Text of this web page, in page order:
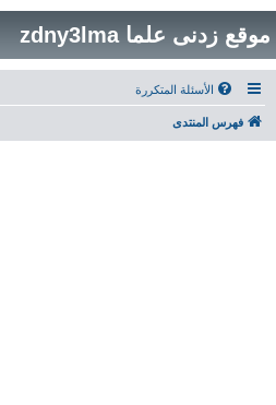
موقع زدنى علما zdny3lma
الأسئلة المتكررة
فهرس المنتدى